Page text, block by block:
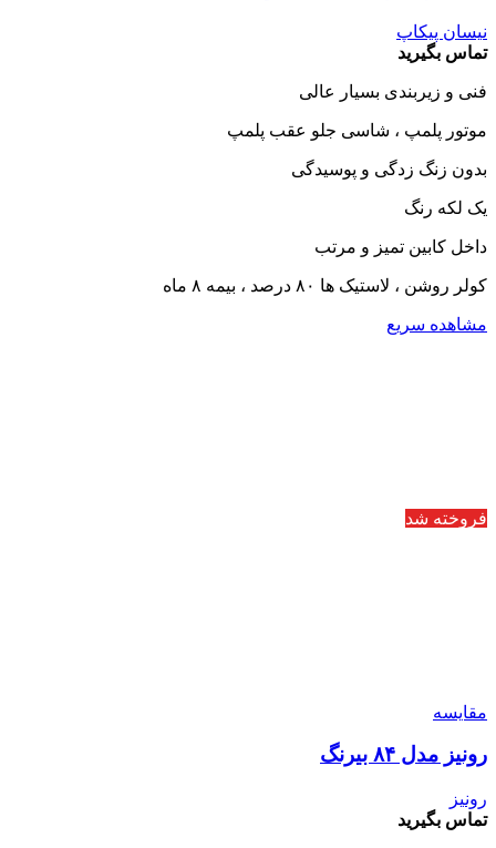
نیسان پیکاپ
تماس بگیرید
فنی و زیربندی بسیار عالی
موتور پلمپ ، شاسی جلو عقب پلمپ
بدون زنگ زدگی و پوسیدگی
یک لکه رنگ
داخل کابین تمیز و مرتب
کولر روشن ، لاستیک ها ۸۰ درصد ، بیمه ۸ ماه
مشاهده سریع
فروخته شد
مقایسه
رونیز مدل ۸۴ بیرنگ
رونیز
تماس بگیرید